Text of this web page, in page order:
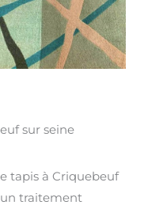
sur seine
tapis à Criquebeuf
un traitement